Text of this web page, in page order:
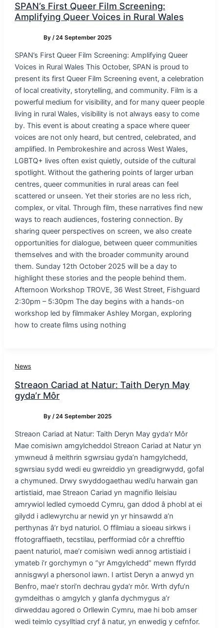
SPAN’s First Queer Film Screening:
Amplifying Queer Voices in Rural Wales
By/24 September 2025
SPAN’s First Queer Film Screening: Amplifying Queer
Voices in Rural Wales This October, SPAN is proud to
present its first Queer Film Screening event, a celebration
of local creativity, storytelling, and community. Film is a
powerful medium for visibility, and for many queer people
living in rural Wales, visibility is not always easy to come
by. This event is about creating a space where queer
voices are not only heard, but centred, celebrated, and
amplified. In Pembrokeshire and across West Wales,
LGBTQ+ lives often exist quietly, outside of the cultural
spotlight. Without the gathering points of larger urban
centres, queer communities in rural areas can feel
scattered or unseen. Yet their stories are no less rich,
complex, or vital. Through film, these narratives find new
ways to reach audiences, fostering connection. By
sharing queer perspectives on screen, we also create
opportunities for dialogue, between queer communities
themselves and with the broader community around
them. Sunday 12th October 2025 will be a day to
highlight these stories and the people behind them.
Afternoon Workshop TROVE, 36 West Street, Fishguard
2:30pm – 5:30pm The day begins with a hands-on
workshop led by filmmaker Ashley Morgan, exploring
how to create films using nothing
News
Streaon Cariad at Natur: Taith Deryn May
gyda’r Môr
By/24 September 2025
Streaon Cariad at Natur: Taith Deryn May gyda’r Môr
Mae comisiwn amgylcheddol Streaon Cariad at Natur yn
ymwneud â meithrin sgwrsiau gyda’n hamgylchedd,
sgwrsiau sydd wedi eu gwreiddio yn greadigrwydd, gofal
a chymuned. Drwy swyddogaethau wedi’u harwain gan
artistiaid, mae Streaon Cariad yn magnifio lleisiau
amrywiol ledled cymoedd Cymru, gan ddod â phobl at ei
gilydd i adlewyrchu ar newid yn yr hinsawdd a’n
perthynas â’r byd naturiol. O ffilmiau a sioeau sirkws i
ffotograffiaeth, tecstilau, perfformiad côr a chrefftio
paent naturiol, mae’r comisiwn wedi annog artistiaid i
ymateb i’r gorchymyn o “yr Amgylchedd” mewn ffyrdd
annisgwyl a phersonol iawn. I artist Deryn a anwyd yn
Benfro, mae’r stori’n dechrau gyda’r môr. Wrth dyfu’n
gymdeithas o amgylch y glanfa dychmygus a’r
dirweddau agored o Orllewin Cymru, mae hi bob amser
wedi teimlo cysylltiad cryf â natur, yn enwedig y cefnfor.